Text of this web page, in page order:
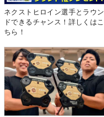
ネクストヒロイン選手とラウン
ドできるチャンス！詳しくはこ
ちら！